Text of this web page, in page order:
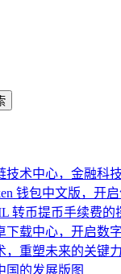
技术中心，金融科
钱包中文版，开
转币提币手续费的
下载中心，开启数
，重塑未来的关键
国的发展版图